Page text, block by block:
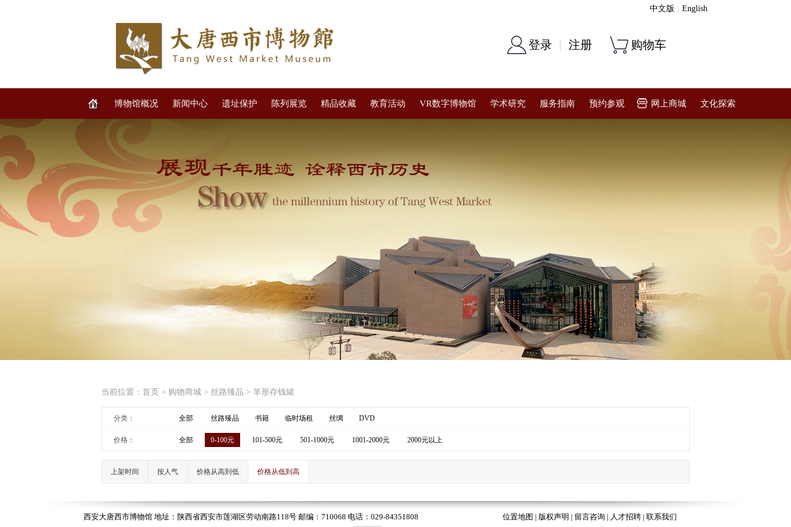
中文版 English
登录 | 注册 购物车
博物馆概况 新闻中心 遗址保护 陈列展览 精品收藏 教育活动 VR数字博物馆 学术研究 服务指南 预约参观 网上商城 文化探索
当前位置： 首页 > 购物商城 > 丝路臻品 > 羊形存钱罐
分类： 全部 丝路臻品 书籍 临时场租 丝绸 DVD
价格： 全部 0-100元 101-500元 501-1000元 1001-2000元 2000元以上
上架时间 按人气 价格从高到低 价格从低到高
西安大唐西市博物馆 地址：陕西省西安市莲湖区劳动南路118号 邮编：710068 电话：029-84351808
位置地图 | 版权声明 | 留言咨询 | 人才招聘 | 联系我们